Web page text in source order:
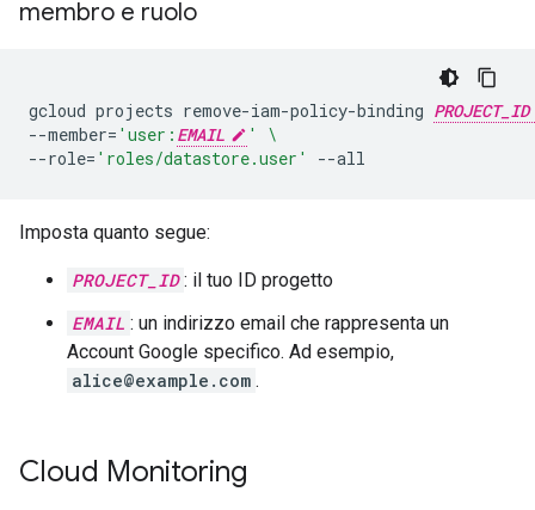
membro e ruolo
gcloud projects remove-iam-policy-binding PROJECT_ID
--member= 'user: EMAIL '
\
--role= 'roles/datastore.user'
Imposta quanto segue:
PROJECT_ID : il tuo ID progetto
EMAIL : un indirizzo email che rappresenta un
Account Google specifico. Ad esempio,
alice@example.com .
Cloud Monitoring